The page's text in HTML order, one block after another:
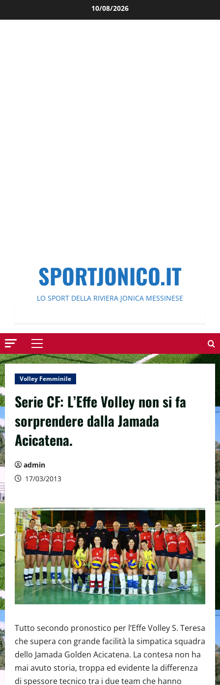
al
10/08/2026
SPORTJONICO.IT
LO SPORT DELLA RIVIERA JONICA MESSINESE
Menu
principale
Volley Femminile
Serie CF: L’Effe Volley non si fa
sorprendere dalla Jamada
Acicatena.
admin
17/03/2013
Tutto secondo pronostico per l’Effe Volley S. Teresa
che supera con grande facilità la simpatica squadra
dello Jamada Golden Acicatena. La contesa non ha
mai avuto storia, troppa ed evidente la differenza
di spessore tecnico tra i due team che hanno